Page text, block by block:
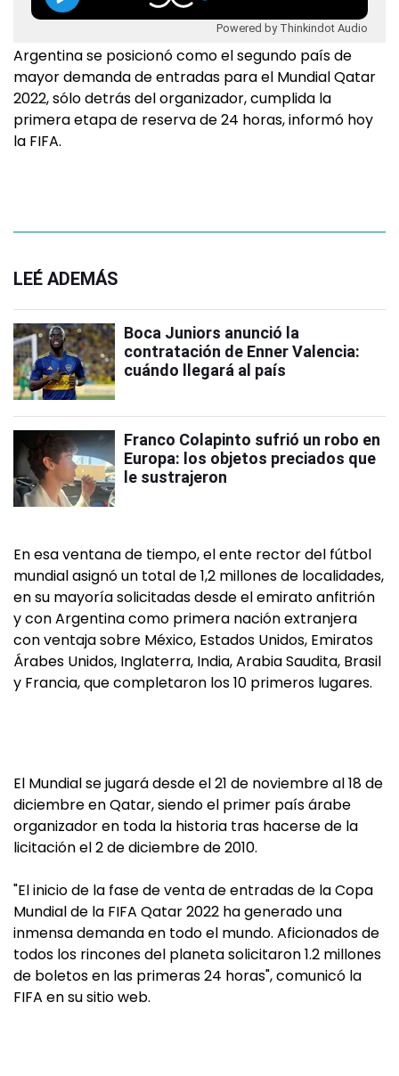
Powered by Thinkindot Audio
Argentina se posicionó como el segundo país de
mayor demanda de entradas para el Mundial Qatar
2022, sólo detrás del organizador, cumplida la
primera etapa de reserva de 24 horas, informó hoy
la FIFA.
LEÉ ADEMÁS
Boca Juniors anunció la
contratación de Enner Valencia:
cuándo llegará al país
Franco Colapinto sufrió un robo en
Europa: los objetos preciados que
le sustrajeron
En esa ventana de tiempo, el ente rector del fútbol
mundial asignó un total de 1,2 millones de localidades,
en su mayoría solicitadas desde el emirato anfitrión
y con Argentina como primera nación extranjera
con ventaja sobre México, Estados Unidos, Emiratos
Árabes Unidos, Inglaterra, India, Arabia Saudita, Brasil
y Francia, que completaron los 10 primeros lugares.
El Mundial se jugará desde el 21 de noviembre al 18 de
diciembre en Qatar, siendo el primer país árabe
organizador en toda la historia tras hacerse de la
licitación el 2 de diciembre de 2010.
"El inicio de la fase de venta de entradas de la Copa
Mundial de la FIFA Qatar 2022 ha generado una
inmensa demanda en todo el mundo. Aficionados de
todos los rincones del planeta solicitaron 1.2 millones
de boletos en las primeras 24 horas", comunicó la
FIFA en su sitio web.